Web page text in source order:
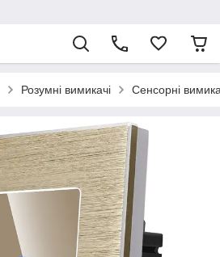
Розумні вимикачі Сенсорні